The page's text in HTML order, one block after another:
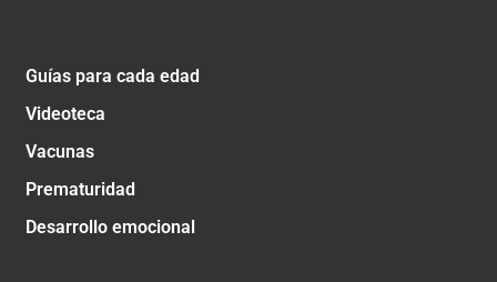
Guías para cada edad
Videoteca
Vacunas
Prematuridad
Desarrollo emocional